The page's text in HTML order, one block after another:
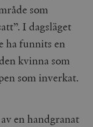
som
I dagsläget
ha funnits en
kvinna som
som inverkat.
en handgranat